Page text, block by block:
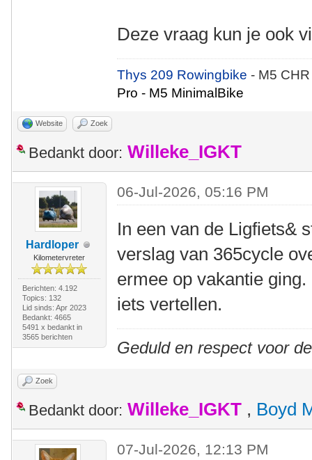
Deze vraag kun je ook
Thys 209 Rowingbike- M5
Pro - M5 MinimalBike
Website Zoek
Bedankt door: Willeke_IGKT
Hardloper
Kilometervreter
Berichten: 4.192
Topics: 132
Lid sinds: Apr 2023
Bedankt: 4665
5491 x bedankt in
3565 berichten
06-Jul-2026, 05:16 PM
In een van de Ligfiets&
verslag van 365cycle
ermee op vakantie
iets vertellen.
Geduld en respect voor
Zoek
Bedankt door: Willeke_IGKT , Boyd
07-Jul-2026, 12:13 PM